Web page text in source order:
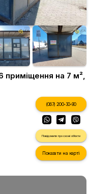
на 7 м²,
(067) 200-30-90
Повідомити про схожі об'єкти
Показати на карті